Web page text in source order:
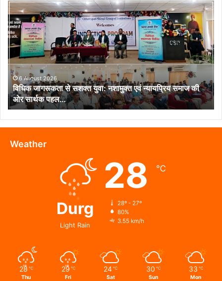
विधिक
जागरूकता
से
सशक्त
युवा:
नशामुक्त
एवं
न्यायप्रिय
समाज
की
ओर
सार्थक
पहल…
6 August 2026
विधिक जागरूकता से सशक्त युवा: नशामुक्त एवं न्यायप्रिय समाज की
ओर सार्थक पहल…
Weather
Durg
Light Rain
28 ℃
28º - 27º
80%
3.55 km/h
28 ℃
Thu
29 ℃
Fri
24 ℃
Sat
30 ℃
Sun
33 ℃
Mon